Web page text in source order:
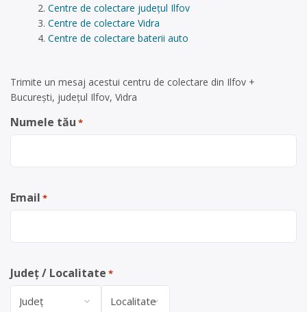
Centre de colectare județul Ilfov
Centre de colectare Vidra
Centre de colectare baterii auto
Trimite un mesaj acestui centru de colectare din Ilfov +
București, județul Ilfov, Vidra
Numele tău *
Email *
Județ / Localitate *